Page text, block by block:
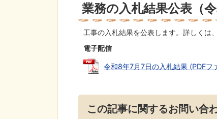
業務の入札結果公表（
工事の入札結果を公表します。詳しくは
電子配信
令和8年7月7日の入札結果 (PDFフ
この記事に関するお問い合